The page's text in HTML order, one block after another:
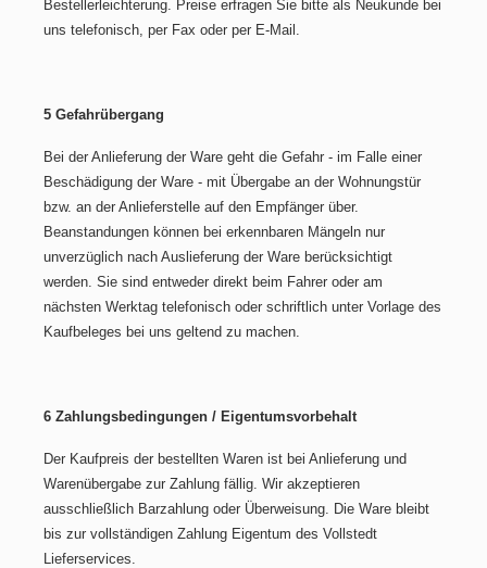
Bestellerleichterung. Preise erfragen Sie bitte als Neukunde bei
uns telefonisch, per Fax oder per E-Mail.
5 Gefahrübergang
Bei der Anlieferung der Ware geht die Gefahr - im Falle einer
Beschädigung der Ware - mit Übergabe an der Wohnungstür
bzw. an der Anlieferstelle auf den Empfänger über.
Beanstandungen können bei erkennbaren Mängeln nur
unverzüglich nach Auslieferung der Ware berücksichtigt
werden. Sie sind entweder direkt beim Fahrer oder am
nächsten Werktag telefonisch oder schriftlich unter Vorlage des
Kaufbeleges bei uns geltend zu machen.
6 Zahlungsbedingungen / Eigentumsvorbehalt
Der Kaufpreis der bestellten Waren ist bei Anlieferung und
Warenübergabe zur Zahlung fällig. Wir akzeptieren
ausschließlich Barzahlung oder Überweisung. Die Ware bleibt
bis zur vollständigen Zahlung Eigentum des Vollstedt
Lieferservices.